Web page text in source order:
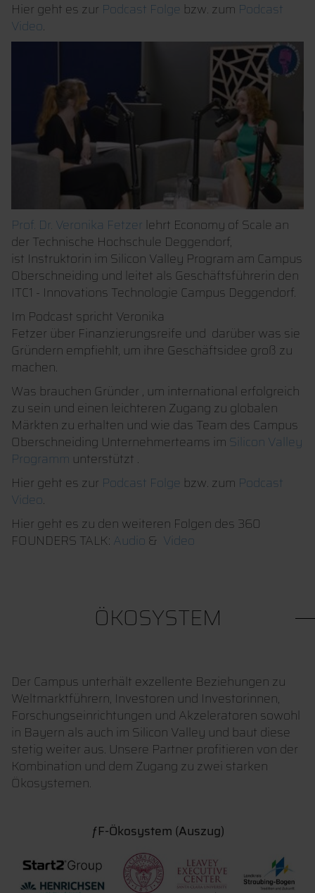
Hier geht es zur Podcast Folge bzw. zum Podcast
Video.
Prof. Dr. Veronika Fetzer lehrt Economy of Scale an
der Technische Hochschule Deggendorf,
ist Instruktorin im Silicon Valley Program am Campus
Oberschneiding und leitet als Geschäftsführerin den
ITC1 - Innovations Technologie Campus Deggendorf.
Im Podcast spricht Veronika
Fetzer über Finanzierungsreife und darüber was sie
Gründern empfiehlt, um ihre Geschäftsidee groß zu
machen.
Was brauchen Gründer , um international erfolgreich
zu sein und einen leichteren Zugang zu globalen
Märkten zu erhalten und wie das Team des Campus
Oberschneiding Unternehmerteams im Silicon Valley
Programm unterstützt .
Hier geht es zur Podcast Folge bzw. zum Podcast
Video.
Hier geht es zu den weiteren Folgen des 360
FOUNDERS TALK: Audio & Video
ÖKOSYSTEM
Der Campus unterhält exzellente Beziehungen zu
Weltmarktführern, Investoren und Investorinnen,
Forschungseinrichtungen und Akzeleratoren sowohl
in Bayern als auch im Silicon Valley und baut diese
stetig weiter aus. Unsere Partner profitieren von der
Kombination und dem Zugang zu zwei starken
Ökosystemen.
ƒF-Ökosystem (Auszug)